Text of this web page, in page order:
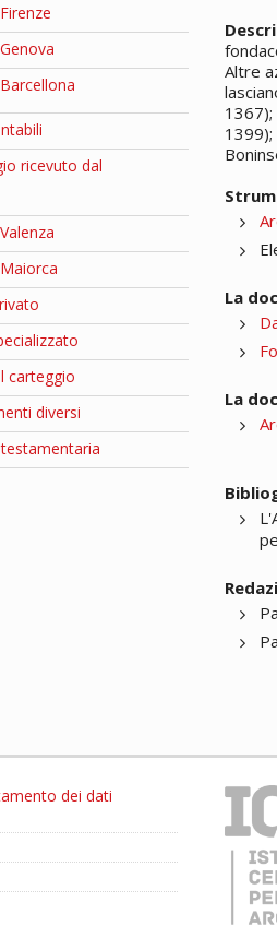
ricevuto dal
carteggio
diversi
Altre
La
La
dei dati